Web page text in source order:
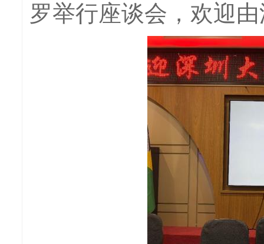
罗举行座谈会，欢迎